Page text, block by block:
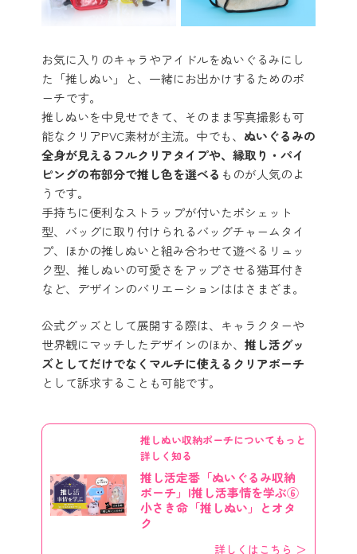
お気に入りのキャラやアイドルをぬいぐるみにし
た「推しぬい」と、一緒にお出かけするためのポ
ーチです。
推しぬいを中見せできて、そのまま写真撮影も可
能なクリアPVC素材が主流。中でも、 ぬいぐるみの
全身が見えるフルクリアタイプや、縁取り・パイ
ピングの布部分で推し色を選べる ものが人気のよ
うです。
手持ちに便利なストラップが付いたポシェット
型、バッグに取り付けられるバッグチャームタイ
プ、ほかの推しぬいと組み合わせて遊べるリュッ
ク型、推しぬいの可愛さをアップさせる猫耳付き
など、デザインのバリエーションははさまざま。
公式グッズとして展開する際は、キャラクターや
世界観にマッチしたデザインのほか、 推し活グッ
ズとしてだけでなくマルチに使えるクリアポーチ
として訴求することも可能です。
推しぬい収納ポーチについてもっと
詳しく知る
推し活定番「ぬいぐるみ収納
ポーチ」|推し活事情を学ぶ⑥
小さき命「推しぬい」とオタ
ク
詳しくはこちら ＞